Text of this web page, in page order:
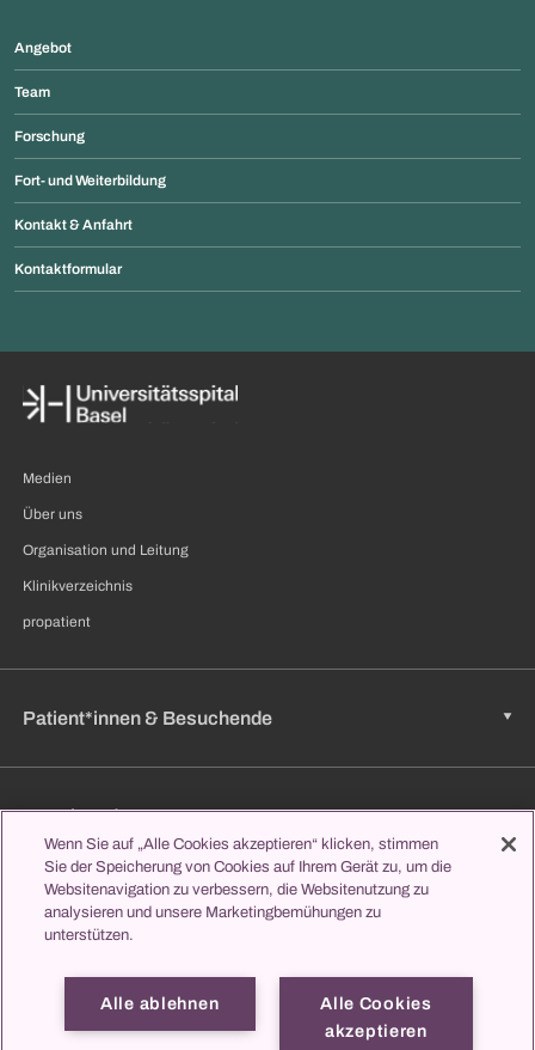
Angebot
Team
Forschung
Fort- und Weiterbildung
Kontakt & Anfahrt
Kontaktformular
Medien
Über uns
Organisation und Leitung
Klinikverzeichnis
propatient
Patient*innen & Besuchende
Zuweisende
Jobs & Karriere
Lernen & Studieren
Wenn Sie auf „Alle Cookies akzeptieren“ klicken, stimmen
Sie der Speicherung von Cookies auf Ihrem Gerät zu, um die
Websitenavigation zu verbessern, die Websitenutzung zu
analysieren und unsere Marketingbemühungen zu
unterstützen.
Alle Cookies
akzeptieren
Alle ablehnen